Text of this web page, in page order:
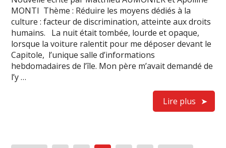
MONTI Thème : Réduire les moyens dédiés à la
culture : facteur de discrimination, atteinte aux droits
humains. La nuit était tombée, lourde et opaque,
lorsque la voiture ralentit pour me déposer devant le
Capitole, l’unique salle d’informations
hebdomadaires de l’île. Mon père m’avait demandé de
l’y …
Lire plus